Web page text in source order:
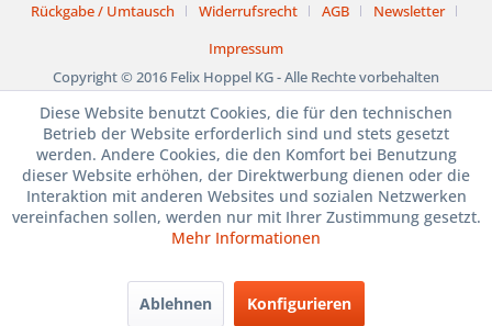
1. bis 15. August
BETRIEBSURLAUB
JULI und AUGUST
SAMSTAG GSCHLOSSEN
1. bis 15. August
Rückgabe / Umtausch
Widerrufsrecht AGB
Newsletter
Impressum
Copyright © 2016 Felix Hoppel KG - Alle Rechte vorbehalten
Diese Website benutzt Cookies, die für den technischen
Betrieb der Website erforderlich sind und stets gesetzt
werden. Andere Cookies, die den Komfort bei Benutzung
dieser Website erhöhen, der Direktwerbung dienen oder die
Interaktion mit anderen Websites und sozialen Netzwerken
vereinfachen sollen, werden nur mit Ihrer Zustimmung gesetzt.
Mehr Informationen
Ablehnen Konfigurieren